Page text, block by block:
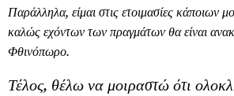
Παράλληλα, είμαι στις ετοιμασίες κάποιων
καλώς εχόντων των πραγμάτων θα είναι
Φθινόπωρο.
Τέλος, θέλω να μοιραστώ ότι